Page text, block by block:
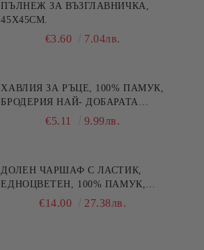
ПЪЛНЕЖ ЗА ВЪЗГЛАВНИЧКА,
45X45СМ.
€3.60 7.04лв.
ХАВЛИЯ ЗА РЪЦЕ, 100% ПАМУК,
БРОДЕРИЯ НАЙ- ДОБАРАТА
МАЙКА/БАБА , РАЗМЕР:
€5.11 9.99лв.
ДОЛЕН ЧАРШАФ С ЛАСТИК,
ЕДНОЦВЕТЕН, 100% ПАМУК,
РАЗЛИЧНИ РАЗМЕРИ
€14.00 27.38лв.